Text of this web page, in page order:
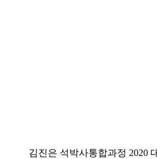
김진은 석박사통합과정 2020